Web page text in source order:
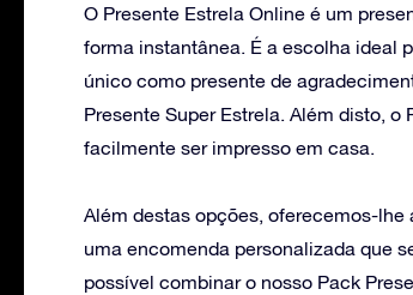
O Presente Estrela Online é um
forma instantânea. É a escolha ideal
único como presente de
Presente Super Estrela. Além disto,
facilmente ser impresso em casa.
Além destas opções, oferecemos-
uma encomenda personalizada que
possível combinar o nosso Pack